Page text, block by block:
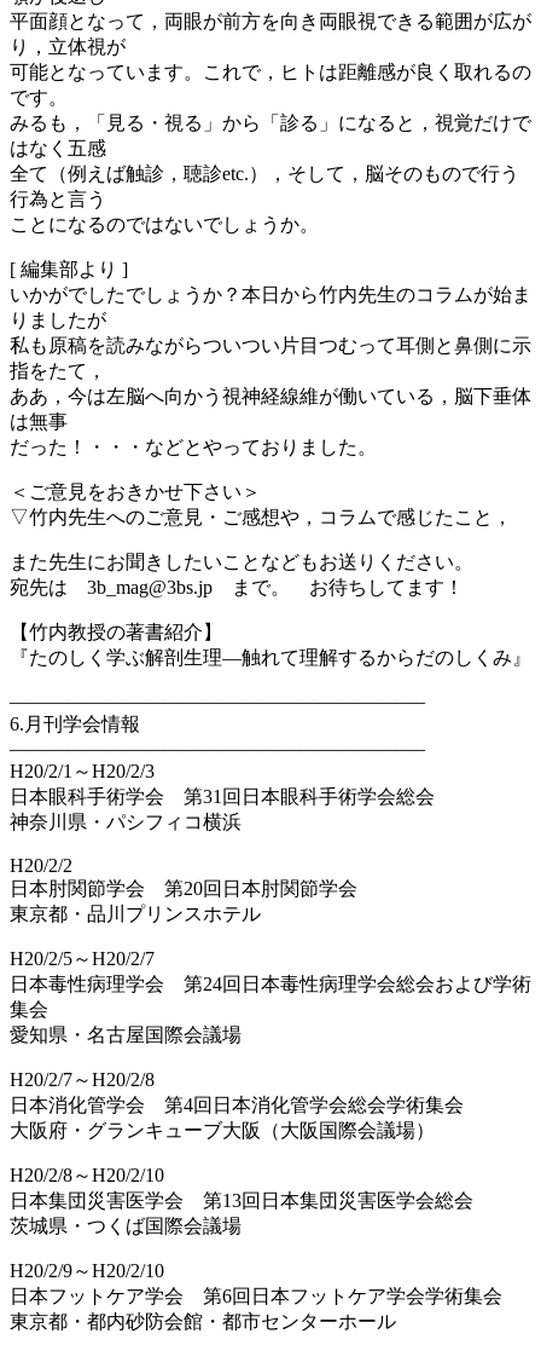
平面顔となって，両眼が前方を向き両眼視できる範囲が広が
り，立体視が
可能となっています。これで，ヒトは距離感が良く取れるの
です。
みるも，「見る・視る」から「診る」になると，視覚だけで
はなく五感
全て（例えば触診，聴診etc.），そして，脳そのもので行う
行為と言う
ことになるのではないでしょうか。
[ 編集部より ]
いかがでしたでしょうか？本日から竹内先生のコラムが始ま
りましたが
私も原稿を読みながらついつい片目つむって耳側と鼻側に示
指をたて，
ああ，今は左脳へ向かう視神経線維が働いている，脳下垂体
は無事
だった！・・・などとやっておりました。
＜ご意見をおきかせ下さい＞
▽竹内先生へのご意見・ご感想や，コラムで感じたこと，
また先生にお聞きしたいことなどもお送りください。
宛先は 3b_mag@3bs.jp まで。 お待ちしてます！
【竹内教授の著書紹介】
『たのしく学ぶ解剖生理―触れて理解するからだのしくみ』
—————————————————————–
6.月刊学会情報
—————————————————————–
H20/2/1～H20/2/3
日本眼科手術学会 第31回日本眼科手術学会総会
神奈川県・パシフィコ横浜
H20/2/2
日本肘関節学会 第20回日本肘関節学会
東京都・品川プリンスホテル
H20/2/5～H20/2/7
日本毒性病理学会 第24回日本毒性病理学会総会および学術
集会
愛知県・名古屋国際会議場
H20/2/7～H20/2/8
日本消化管学会 第4回日本消化管学会総会学術集会
大阪府・グランキューブ大阪（大阪国際会議場）
H20/2/8～H20/2/10
日本集団災害医学会 第13回日本集団災害医学会総会
茨城県・つくば国際会議場
H20/2/9～H20/2/10
日本フットケア学会 第6回日本フットケア学会学術集会
東京都・都内砂防会館・都市センターホール